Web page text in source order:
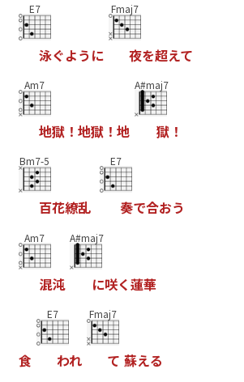
E7
泳ぐよう に
Fmaj7
夜を超えて
Am7
地獄！ 地獄！ 地
A#maj7
獄！
Bm7-5
百花繚乱
E7
奏で合おう
Am7
混沌
A#maj7
に咲く蓮華
食
E7
われ
Fmaj7
て 蘇える